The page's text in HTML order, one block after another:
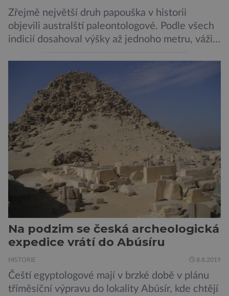
Zřejmě největší druh papouška v historii
objevili australští paleontologové. Podle všech
indicií dosahoval výšky až jednoho metru, vážil
pojmenování Heracles inexpectatus a doba
jeho života je datována přibližně před 19
miliony lety. „Nový Zéland je dobře známý
svými velkými nelétavými ptáky. Dominantní
[…]
Na podzim se česká archeologická
expedice vrátí do Abúsíru
HISTORIE 8.8.2019
Čeští egyptologové mají v brzké době v plánu
tříměsíční výpravu do lokality Abúsír, kde chtějí